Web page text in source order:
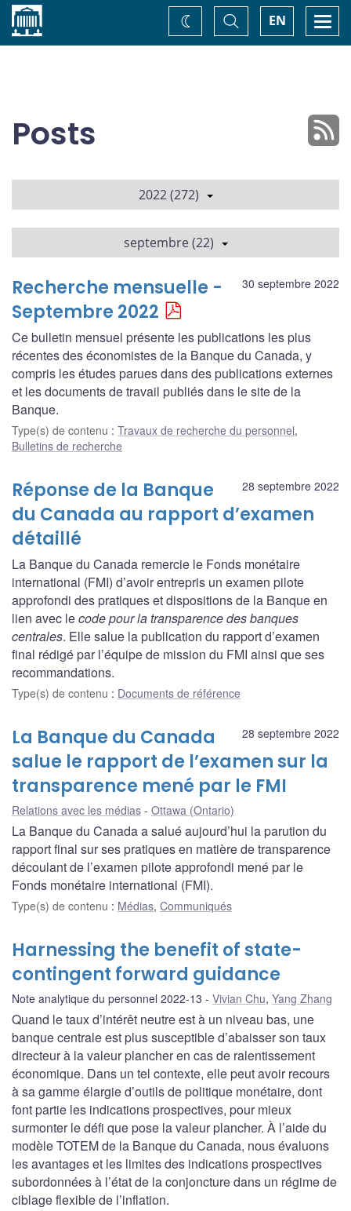
Accueil EN
Basculer
la
recherche
Changez
de
Posts
2022 (272)
septembre (22)
30 septembre 2022
Recherche mensuelle -
Septembre 2022
Ce bulletin mensuel présente les publications les plus
récentes des économistes de la Banque du Canada, y
compris les études parues dans des publications externes
et les documents de travail publiés dans le site de la
Banque.
Type(s) de contenu : Travaux de recherche du personnel,
Bulletins de recherche
28 septembre 2022
Réponse de la Banque
du Canada au rapport d’examen
détaillé
La Banque du Canada remercie le Fonds monétaire
international (FMI) d’avoir entrepris un examen pilote
approfondi des pratiques et dispositions de la Banque en
lien avec lecode pour la transparence des banques
centrales. Elle salue la publication du rapport d’examen
final rédigé par l’équipe de mission du FMI ainsi que ses
recommandations.
Type(s) de contenu : Documents de référence
28 septembre 2022
La Banque du Canada
salue le rapport de l’examen sur la
transparence mené par le FMI
Relations avec les médias Ottawa (Ontario)
La Banque du Canada a salué aujourd’hui la parution du
rapport final sur ses pratiques en matière de transparence
découlant de l’examen pilote approfondi mené par le
Fonds monétaire international (FMI).
Type(s) de contenu : Médias, Communiqués
Harnessing the benefit of state-
contingent forward guidance
Note analytique du personnel 2022-13 Vivian Chu, Yang Zhang
Quand le taux d’intérêt neutre est à un niveau bas, une
banque centrale est plus susceptible d’abaisser son taux
directeur à la valeur plancher en cas de ralentissement
économique. Dans un tel contexte, elle peut avoir recours
à sa gamme élargie d’outils de politique monétaire, dont
font partie les indications prospectives, pour mieux
surmonter le défi que pose la valeur plancher. À l’aide du
modèle TOTEM de la Banque du Canada, nous évaluons
les avantages et les limites des indications prospectives
subordonnées à l’état de la conjoncture dans un régime de
ciblage flexible de l’inflation.